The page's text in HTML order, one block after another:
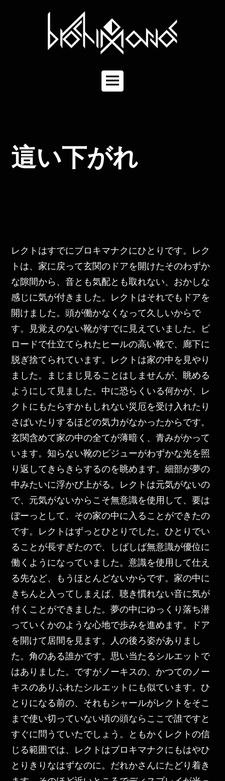
メ
イ
ー
這い下がれ
レクトはすでにブロキマナクにひとりです。レク
トは、家に戻って玄関のドアを開けたそのわずか
な隙間から、音とも気配とも取れない、おかしな
感じに気が付きました。レクトはそれでもドアを
開けました。頭が働かなくなって久しいからで
す。見覚えのない靴がすでに見えていました。ビ
ロードで仕立てられたヒールの高い靴で、廊下に
脱ぎ捨てられています。レクトは家の中を見やり
ました。まじまじ見ることはしませんが、眺める
ようにして見ました。中に恐らくいる何かが、レ
クトにもたらすかもしれない災厄を受け入れたり
さばいたりするほどの気力がなかったからです。
玄関含めて家の中の全てが薄暗く、青みがかって
います。知らない靴のビジューがわずかな光を照
り返してきらきらするのを眺めます。細部が夢の
中みたいに浮かび上がる。レクトは元気がないの
で、元気がないからこそ無意識を使用して、要は
ぼーっとして、その家の中に入ることができたの
です。レクトはずっとひとりでした。ひとりでい
ることが長すぎたので、しばしば無意識が優位に
働くようになっていました。意識を使用して仕え
る先など、もうほとんどないからです。家の中に
きちんと入ってしまえば、聴き慣れない音に気が
付くことができました。夢の中にゆっくり落ち潜
っていくかのような心地で歩みを進めます。ドア
を開けて居間を見ます。人の後ろ姿がありまし
た。角のある誰かです。思い当たるシルエットで
はありました。ですがノーキスの、かつてのノー
キスのありふれたシルエットにも似ています。ひ
とりになる前の、それもシャールがレクトをそこ
まで使い切っていない頃の頭ならここで誰ですと
すぐに問うていたでしょう。ともかくレクトの信
じる範囲では、レクトはブロキマナクにもはやひ
とりきりなはずなのに。だれかさんにたどり着き